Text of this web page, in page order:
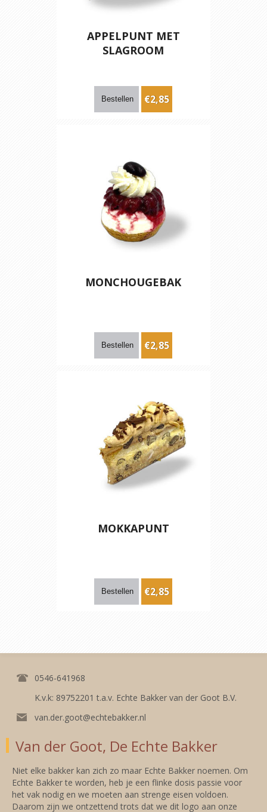
APPELPUNT MET
SLAGROOM
€2,85
MONCHOUGEBAK
€2,85
MOKKAPUNT
€2,85
0546-641968
K.v.k: 89752201 t.a.v. Echte Bakker van der Goot B.V.
van.der.goot@echtebakker.nl
Van der Goot, De Echte Bakker
Niet elke bakker kan zich zo maar Echte Bakker noemen. Om
Echte Bakker te worden, heb je een flinke dosis passie voor
het vak nodig en we moeten aan strenge eisen voldoen.
Daarom zijn we ontzettend trots dat we dit logo aan onze